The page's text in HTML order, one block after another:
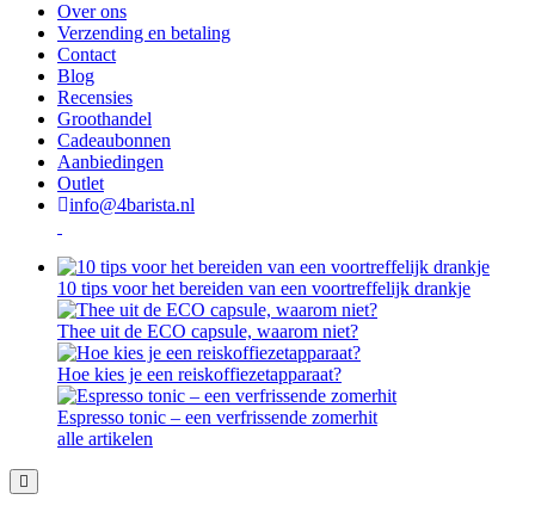
Over ons
Verzending en betaling
Contact
Blog
Recensies
Groothandel
Cadeaubonnen
Aanbiedingen
Outlet
info@4barista.nl
10 tips voor het bereiden van een voortreffelijk drankje
Thee uit de ECO capsule, waarom niet?
Hoe kies je een reiskoffiezetapparaat?
Espresso tonic – een verfrissende zomerhit
alle artikelen